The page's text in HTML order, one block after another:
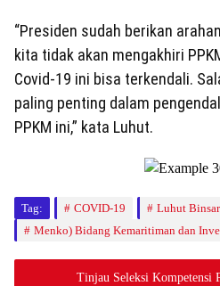
“Presiden sudah berikan
kita tidak akan mengakhiri
Covid-19 ini bisa terkendali.
paling penting dalam
PPKM ini,” kata Luhut.
Tag: COVID-19
Luhut
Menko) Bidang Kemaritiman dan
Tinjau Seleksi Kompetensi